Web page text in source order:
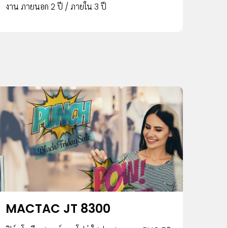
งาน ภายนอก 2 ปี / ภายใน 3 ปี
MACTAC JT 8300